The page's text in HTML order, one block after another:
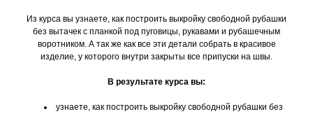
Из курса вы узнаете, как построить выкройку свободной рубашки
без вытачек с планкой под пуговицы, рукавами и рубашечным
воротником. А так же как все эти детали собрать в красивое
изделие, у которого внутри закрыты все припуски на швы.
В результате курса вы:
узнаете, как построить выкройку свободной рубашки без